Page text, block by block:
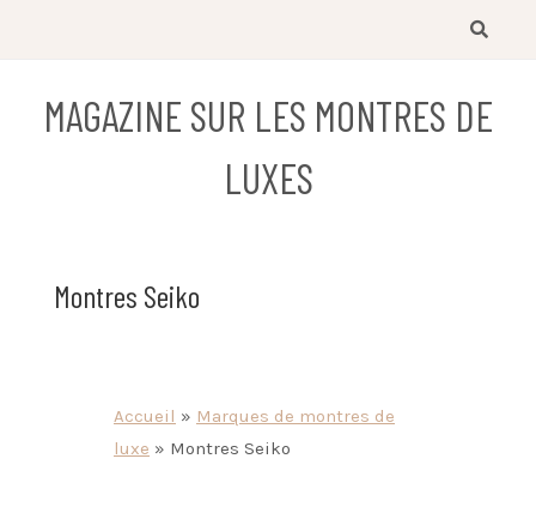
MAGAZINE SUR LES MONTRES DE
LUXES
Montres Seiko
Accueil » Marques de montres de
luxe » Montres Seiko